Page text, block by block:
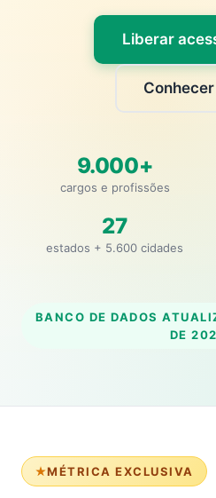
Liberar
Conhecer
9.000+
cargos e profissões
27
estados + 5.600 cidades
BANCO DE DADOS
DE
MÉTRICA EXCLUSIVA